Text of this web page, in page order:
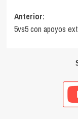
Navegación
de
Anterior:
5vs5 con apoyos